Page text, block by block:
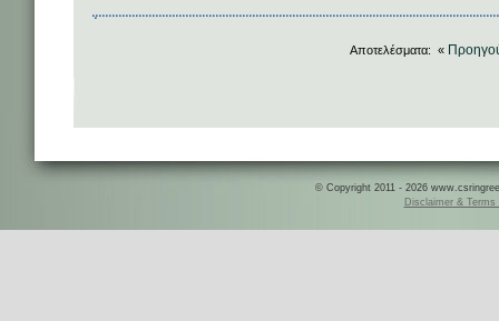
Αποτελέσματα: «
© Copyright 2011 - 2026
Disclaimer & Terms